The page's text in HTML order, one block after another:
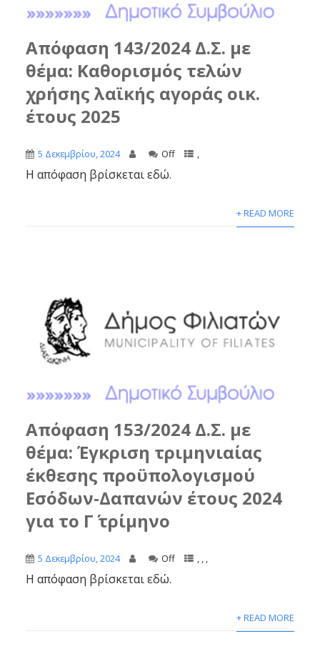
Απόφαση 143/2024 Δ.Σ. με
θέμα: Καθορισμός τελών
χρήσης λαϊκής αγοράς οικ.
έτους 2025
5 Δεκεμβρίου, 2024 Off ,
Η απόφαση βρίσκεται εδώ.
+ READ MORE
Απόφαση 153/2024 Δ.Σ. με
θέμα: Έγκριση τριμηνιαίας
έκθεσης προϋπολογισμού
Εσόδων-Δαπανών έτους 2024
για το Γ΄ τρίμηνο
5 Δεκεμβρίου, 2024 Off , , ,
Η απόφαση βρίσκεται εδώ.
+ READ MORE